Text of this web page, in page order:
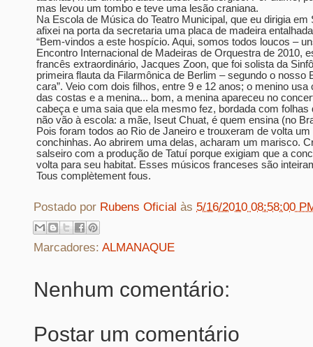
mas levou um tombo e teve uma lesão craniana.
Na Escola de Música do Teatro Municipal, que eu dirigia em
afixei na porta da secretaria uma placa de madeira
“Bem-vindos a este hospício. Aqui, somos todos loucos –
Encontro Internacional de Madeiras de Orquestra de 2010,
francês extraordinário, Jacques Zoon, que foi solista da
primeira flauta da Filarmônica de Berlim – segundo o nosso
cara”. Veio com dois filhos, entre 9 e 12 anos; o menino usa
das costas e a menina... bom, a menina apareceu no
cabeça e uma saia que ela mesmo fez, bordada com folhas
não vão à escola: a mãe, Iseut Chuat, é quem ensina (no
Pois foram todos ao Rio de Janeiro e trouxeram de volta um
conchinhas. Ao abrirem uma delas, acharam um marisco.
salseiro com a produção de Tatuí porque exigiam que a
volta para seu habitat. Esses músicos franceses são
Tous complètement fous.
Postado por Rubens Oficial às 5/16/2010 08:58:00
Marcadores: ALMANAQUE
Nenhum comentário:
Postar um comentário